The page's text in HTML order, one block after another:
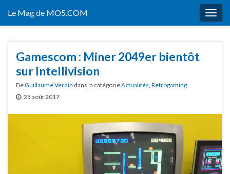
Le Mag de MO5.COM
Gamescom : Miner 2049er bientôt
sur Intellivision
DeGuillaume Verdin dans la catégorieActualités, Retrogaming
25 août 2017